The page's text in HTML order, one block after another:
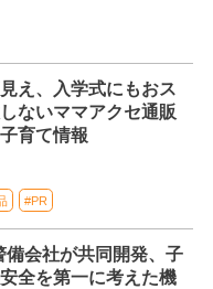
え、入学式にもおス
ないママアクセ通販
育て情報
#PR
備会社が共同開発、子
全を第一に考えた機